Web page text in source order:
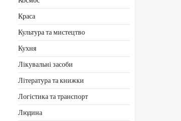
Краса
Культура та мистецтво
Кухня
Лікувальні засоби
Література та книжки
Логістика та транспорт
Людина